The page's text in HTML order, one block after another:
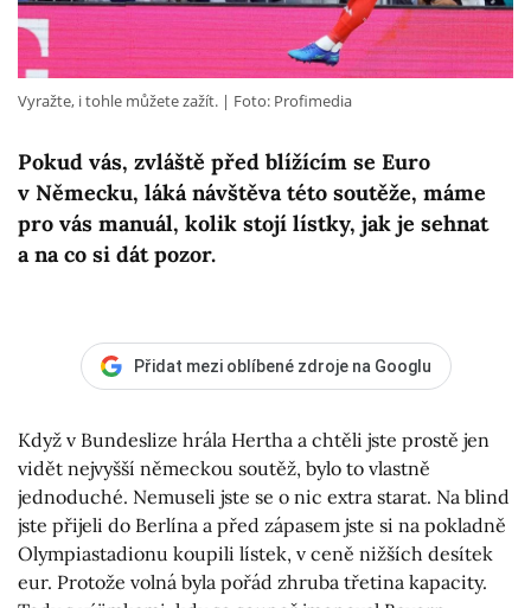
Pokud vás, zvláště před blížícím se Euro
v Německu, láká návštěva této soutěže, máme
pro vás manuál, kolik stojí lístky, jak je sehnat
a na co si dát pozor.
Vyražte, i tohle můžete zažít. Foto: Profimedia
Přidat mezi oblíbené zdroje na Googlu
Když v Bundeslize hrála Hertha a chtěli jste prostě jen
vidět nejvyšší německou soutěž, bylo to vlastně
jednoduché. Nemuseli jste se o nic extra starat. Na blind
jste přijeli do Berlína a před zápasem jste si na pokladně
Olympiastadionu koupili lístek, v ceně nižších desítek
eur. Protože volná byla pořád zhruba třetina kapacity.